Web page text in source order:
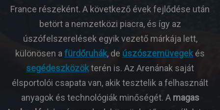
France részeként. A következő évek fejlődése után
betört a nemzetközi piacra, és így az
úszófelszerelések egyik vezető márkája lett,
különösen a fürdőruhák, de úszószemüvegek és
segédeszközökterén is. Az Arenának saját
élsportolói csapata van, akik tesztelik a felhasznált
anyagok és technológiák minőségét. A magas